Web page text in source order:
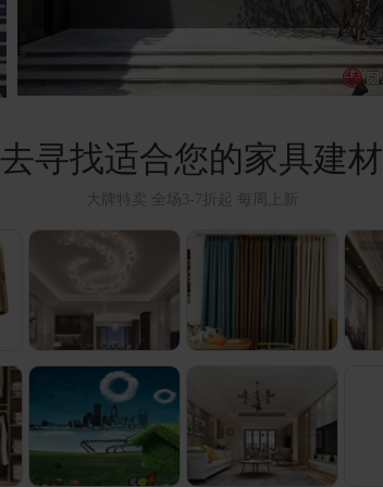
去寻找适合您的家具建材
大牌特卖 全场3-7折起 每周上新